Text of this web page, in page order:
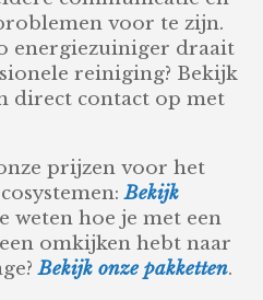
voor te zijn.
energiezuiniger draait
reiniging? Bekijk
direct contact op met
prijzen voor het
Bekijk
weten hoe je met een
omkijken hebt naar
Bekijk onze pakketten.